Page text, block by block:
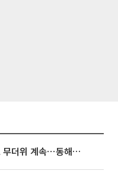
[내일 날씨] 폭염 한풀 꺾여도 무더위 계속⋯동해안 이틀 연속 비